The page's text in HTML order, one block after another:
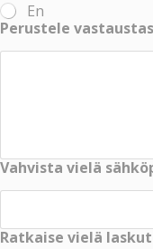
En
Perustele
Vahvista vielä
Ratkaise vielä